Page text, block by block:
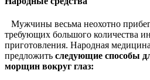
Мужчины весьма неохотно
требующих большого количества
приготовления. Народная
предложить следующие способы
морщин вокруг глаз: